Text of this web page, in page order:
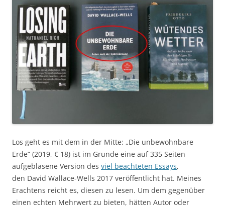
Los geht es mit dem in der Mitte: „Die unbewohnbare
Erde“ (2019, € 18) ist im Grunde eine auf 335 Seiten
aufgeblasene Version des viel beachteten Essays,
den David Wallace-Wells 2017 veröffentlicht hat. Meines
Erachtens reicht es, diesen zu lesen. Um dem gegenüber
einen echten Mehrwert zu bieten, hätten Autor oder